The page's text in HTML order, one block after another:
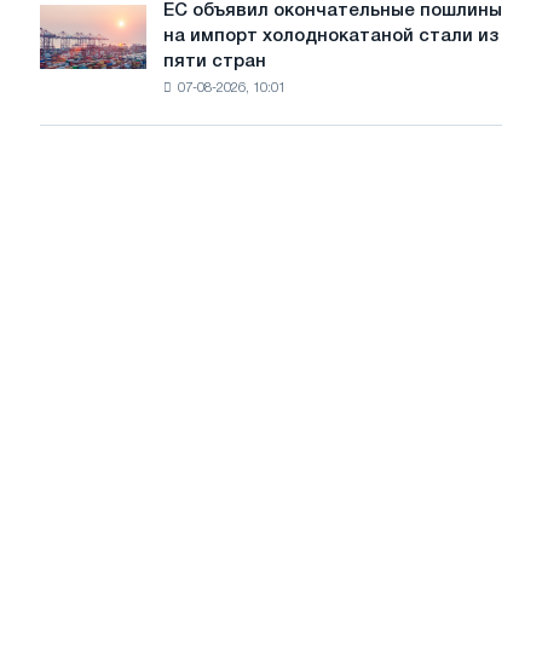
трамвайных
путей
Москвы
Ярославля
объявил
окончательные
ЕС объявил окончательные пошлины
на импорт холоднокатаной стали из
пяти стран
07-08-2026, 10:01